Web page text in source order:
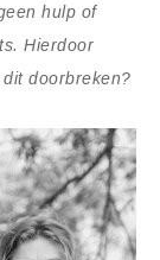
hulp of
Hierdoor
doorbreken?